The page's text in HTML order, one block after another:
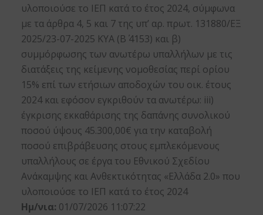
υλοποιούσε το ΙΕΠ κατά το έτος 2024, σύμφωνα
με τα άρθρα 4, 5 και 7 της υπ’ αρ. πρωτ. 131880/ΕΞ
2025/23-07-2025 ΚΥΑ (Β΄ 4153) και β)
συμμόρφωσης των ανωτέρω υπαλλήλων με τις
διατάξεις της κείμενης νομοθεσίας περί ορίου
15% επί των ετήσιων αποδοχών του οικ. έτους
2024 και εφόσον εγκριθούν τα ανωτέρω: iii)
έγκρισης εκκαθάρισης της δαπάνης συνολικού
ποσού ύψους 45.300,00€ για την καταβολή
ποσού επιβράβευσης στους εμπλεκόμενους
υπαλλήλους σε έργα του Εθνικού Σχεδίου
Ανάκαμψης και Ανθεκτικότητας «Ελλάδα 2.0» που
υλοποιούσε το ΙΕΠ κατά το έτος 2024
Ημ/νια: 01/07/2026 11:07:22